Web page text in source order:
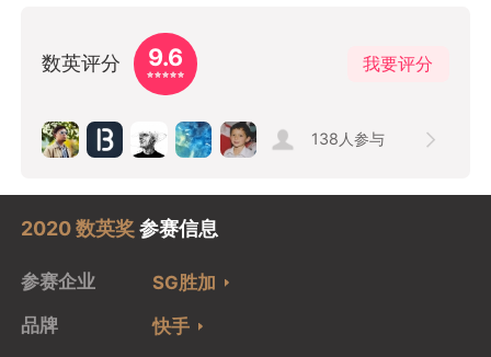
数英评分 9.6 我要评分
138 人参与
2020 数英奖参赛信息
参赛企业
SG胜加
品牌
快手